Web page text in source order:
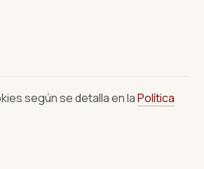
según se detalla en laPolítica